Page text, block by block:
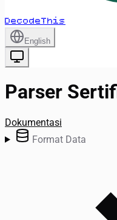
DecodeThis
English
Parser
Dokumentasi
Format Data